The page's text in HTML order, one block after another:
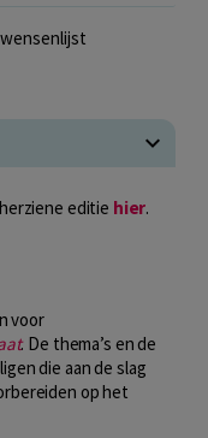
editie hier.
voor
. De thema’s en de
die aan de slag
op het